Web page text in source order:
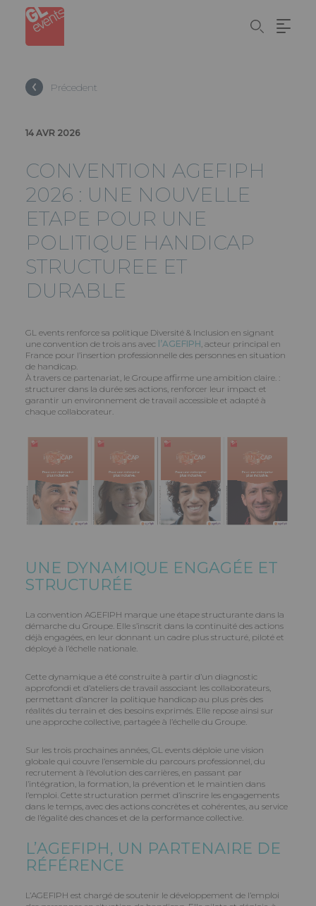
Panneau de gestion des cookies
Aller
contenu
principal
Précedent
14 AVR 2026
CONVENTION AGEFIPH
2026 : UNE NOUVELLE
ETAPE POUR UNE
POLITIQUE HANDICAP
STRUCTUREE ET
DURABLE
GL events renforce sa politique Diversité & Inclusion en signant
une convention de trois ans avec l’AGEFIPH, acteur principal en
France pour l’insertion professionnelle des personnes en situation
de handicap.
À travers ce partenariat, le Groupe affirme une ambition claire. :
structurer dans la durée ses actions, renforcer leur impact et
garantir un environnement de travail accessible et adapté à
chaque collaborateur.
UNE DYNAMIQUE ENGAGÉE ET
STRUCTURÉE
La convention AGEFIPH marque une étape structurante dans la
démarche du Groupe. Elle s’inscrit dans la continuité des actions
déjà engagées, en leur donnant un cadre plus structuré, piloté et
déployé à l’échelle nationale.
Cette dynamique a été construite à partir d’un diagnostic
approfondi et d’ateliers de travail associant les collaborateurs,
permettant d’ancrer la politique handicap au plus près des
réalités du terrain et des besoins exprimés. Elle repose ainsi sur
une approche collective, partagée à l’échelle du Groupe.
Sur les trois prochaines années, GL events déploie une vision
globale qui couvre l’ensemble du parcours professionnel, du
recrutement à l’évolution des carrières, en passant par
l’intégration, la formation, la prévention et le maintien dans
l’emploi. Cette structuration permet d’inscrire les engagements
dans le temps, avec des actions concrètes et cohérentes, au service
de l’égalité des chances et de la performance collective.
L’AGEFIPH, UN PARTENAIRE DE
RÉFÉRENCE
L’AGEFIPH est chargé de soutenir le développement de l’emploi